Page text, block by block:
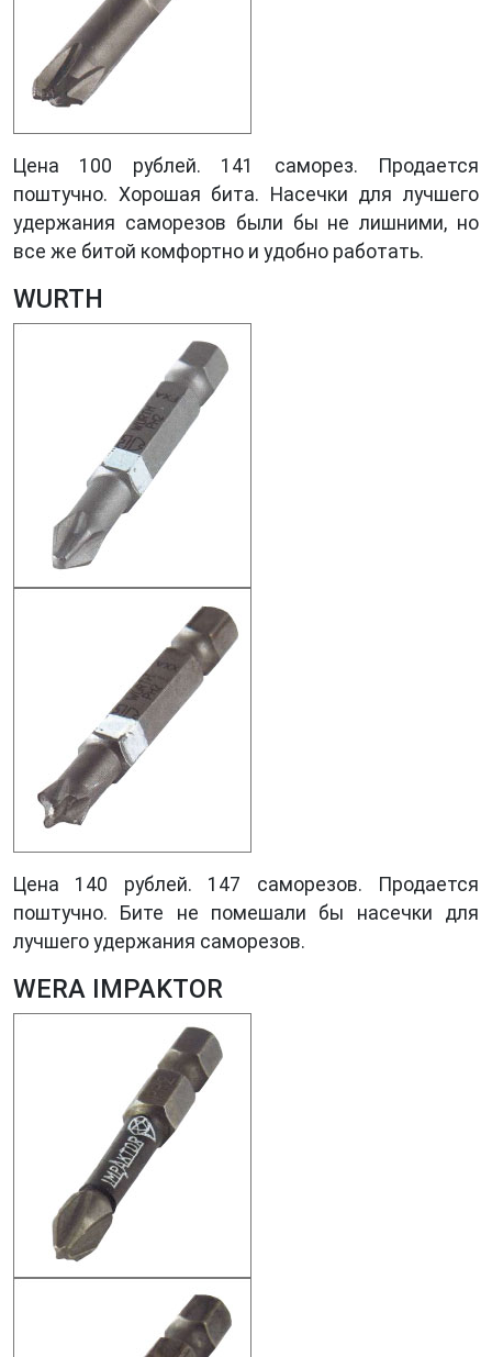
Цена 100 рублей. 141 саморез. Продается
поштучно. Хорошая бита. Насечки для лучшего
удержания саморезов были бы не лишними, но
все же битой комфортно и удобно работать.
WURTH
Цена 140 рублей. 147 саморезов. Продается
поштучно. Бите не помешали бы насечки для
лучшего удержания саморезов.
WERA IMPAKTOR